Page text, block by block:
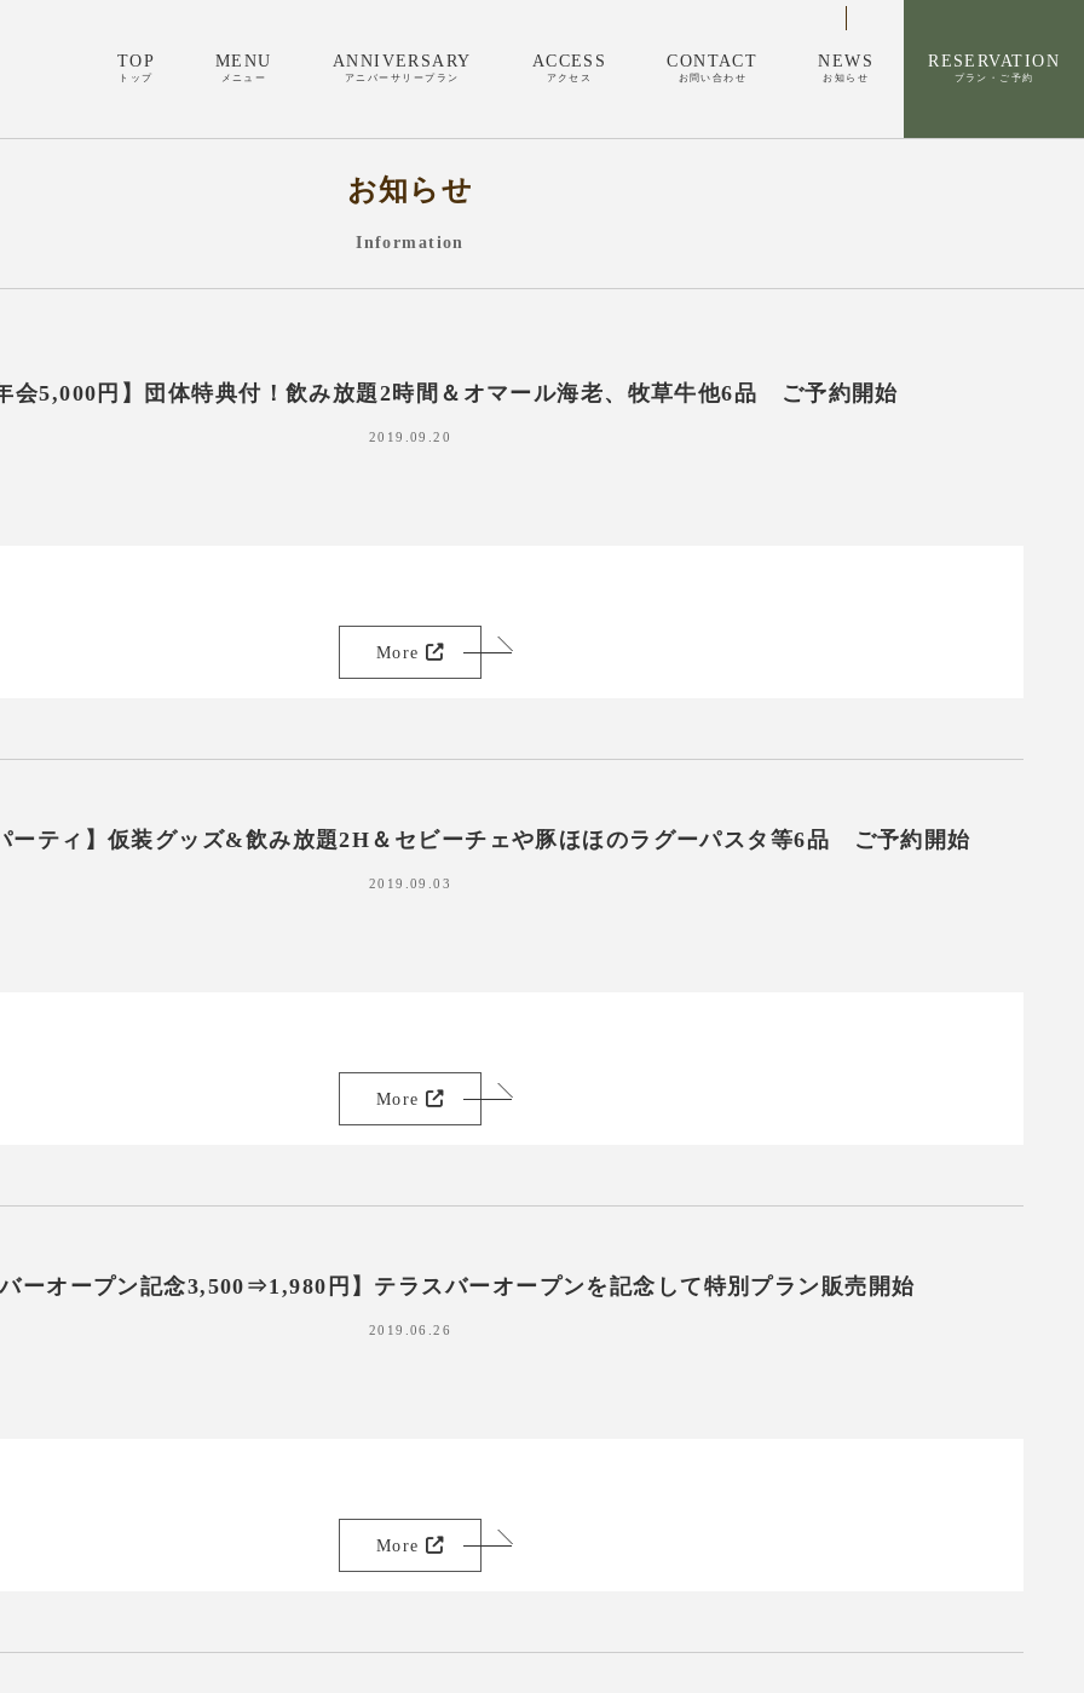
TOP
トップ
MENU
メニュー
ANNIVERSARY
アニバーサリープラン
ACCESS
アクセス
CONTACT
お問い合わせ
NEWS
お知らせ
RESERVATION
プラン・ご予約
お知らせ
Information
会5,000円】団体特典付！飲み放題2時間＆オマール海老、牧草牛他6品 ご予約開始
2019.09.20
More
ーティ】仮装グッズ&飲み放題2H＆セビーチェや豚ほほのラグーパスタ等6品 ご予約開始
2019.09.03
More
ーオープン記念3,500⇒1,980円】テラスバーオープンを記念して特別プラン販売開始
2019.06.26
More